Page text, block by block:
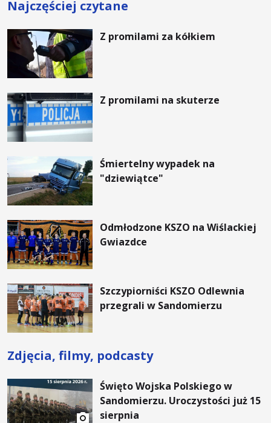
Najczęściej czytane
Z promilami za kółkiem
Z promilami na skuterze
Śmiertelny wypadek na
"dziewiątce"
Odmłodzone KSZO na Wiślackiej
Gwiazdce
Szczypiorniści KSZO Odlewnia
przegrali w Sandomierzu
Zdjęcia, filmy, podcasty
Święto Wojska Polskiego w
Sandomierzu. Uroczystości już 15
sierpnia